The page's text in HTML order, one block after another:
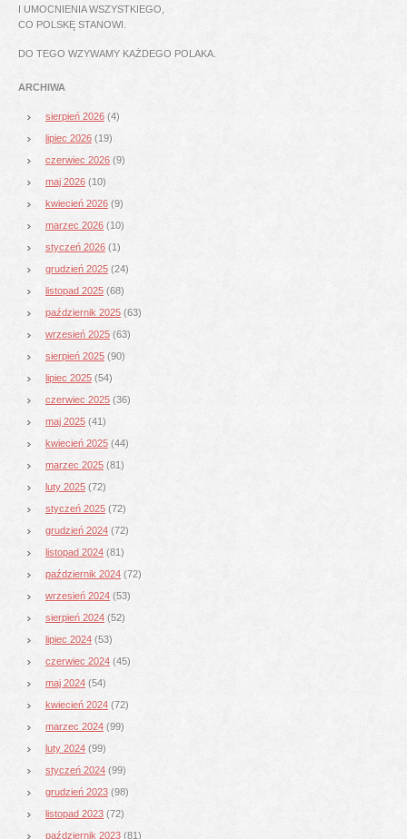
I UMOCNIENIA WSZYSTKIEGO,
CO POLSKĘ STANOWI.
DO TEGO WZYWAMY KAŻDEGO POLAKA.
ARCHIWA
sierpień 2026 (4)
lipiec 2026 (19)
czerwiec 2026 (9)
maj 2026 (10)
kwiecień 2026 (9)
marzec 2026 (10)
styczeń 2026 (1)
grudzień 2025 (24)
listopad 2025 (68)
październik 2025 (63)
wrzesień 2025 (63)
sierpień 2025 (90)
lipiec 2025 (54)
czerwiec 2025 (36)
maj 2025 (41)
kwiecień 2025 (44)
marzec 2025 (81)
luty 2025 (72)
styczeń 2025 (72)
grudzień 2024 (72)
listopad 2024 (81)
październik 2024 (72)
wrzesień 2024 (53)
sierpień 2024 (52)
lipiec 2024 (53)
czerwiec 2024 (45)
maj 2024 (54)
kwiecień 2024 (72)
marzec 2024 (99)
luty 2024 (99)
styczeń 2024 (99)
grudzień 2023 (98)
listopad 2023 (72)
październik 2023 (81)